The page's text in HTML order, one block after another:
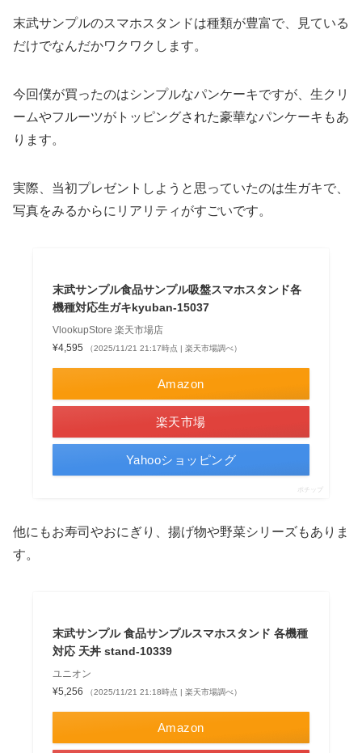
末武サンプルのスマホスタンドは種類が豊富で、見ている
だけでなんだかワクワクします。
今回僕が買ったのはシンプルなパンケーキですが、生クリ
ームやフルーツがトッピングされた豪華なパンケーキもあ
ります。
実際、当初プレゼントしようと思っていたのは生ガキで、
写真をみるからにリアリティがすごいです。
末武サンプル食品サンプル吸盤スマホスタンド各
機種対応生ガキkyuban-15037
VlookupStore 楽天市場店
¥4,595
（2025/11/21 21:17時点 | 楽天市場調べ）
Amazon
楽天市場
Yahooショッピング
ポチップ
他にもお寿司やおにぎり、揚げ物や野菜シリーズもありま
す。
末武サンプル 食品サンプルスマホスタンド 各機種
対応 天丼 stand-10339
ユニオン
¥5,256
（2025/11/21 21:18時点 | 楽天市場調べ）
Amazon